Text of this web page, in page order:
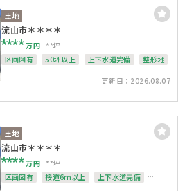
土地
流山市＊＊＊＊
****万円 **坪
区画図有
50坪以上 上下水道完備 整形地
更新日：2026.08.07
土地
流山市＊＊＊＊
****万円 **坪
区画図有
接道6ｍ以上
上下水道完備